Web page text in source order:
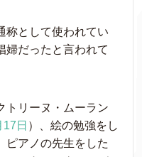
称として使われてい
婦だったと言われて
トリーヌ・ムーラン
17日 ）、絵の勉強をし
ピアノの先生をした